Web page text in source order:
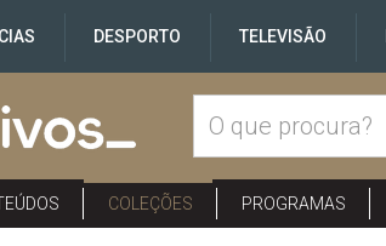
DESPORTO TELEVISÃO
COLEÇÕES PROGRAMAS